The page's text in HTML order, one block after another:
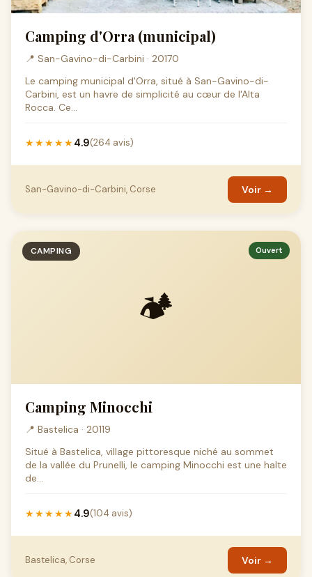
Camping d'Orra (municipal)
📍 San-Gavino-di-Carbini · 20170
Le camping municipal d'Orra, situé à San-Gavino-di-
Carbini, est un havre de simplicité au cœur de l'Alta
Rocca. Ce...
★★★★★4.9(264 avis)
San-Gavino-di-Carbini, Corse Voir →
CAMPING Ouvert
🏕️
Camping Minocchi
📍 Bastelica · 20119
Situé à Bastelica, village pittoresque niché au sommet
de la vallée du Prunelli, le camping Minocchi est une halte
de...
★★★★★4.9(104 avis)
Bastelica, Corse Voir →